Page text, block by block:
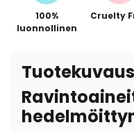
100%
luonnollinen
Cruelty
Tuotekuvaus